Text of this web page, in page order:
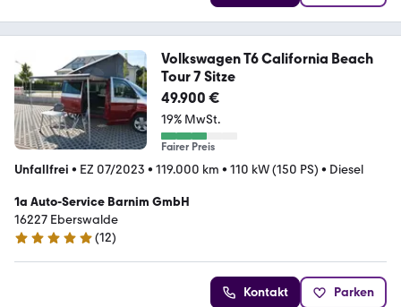
Volkswagen T6 California Beach
Tour 7 Sitze
49.900 €
19% MwSt.
Fairer Preis
Unfallfrei • EZ 07/2023 • 119.000 km • 110 kW (150 PS) • Diesel
1a Auto-Service Barnim GmbH
16227 Eberswalde
5 Sterne
(12)
Kontakt Parken